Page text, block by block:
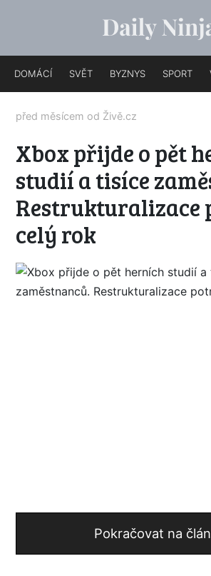
DOMÁCÍ SVĚT BYZNYS SPORT
před měsícem od Živě.cz
Xbox přijde o pět
studií a tisíce
Restrukturalizace
celý rok
Pokračovat na